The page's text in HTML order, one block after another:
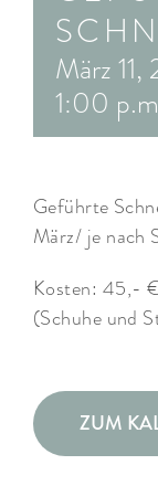
März
1:00
Geführte
März/ je nach
Kosten: 45,-
(Schuhe und
ZUM